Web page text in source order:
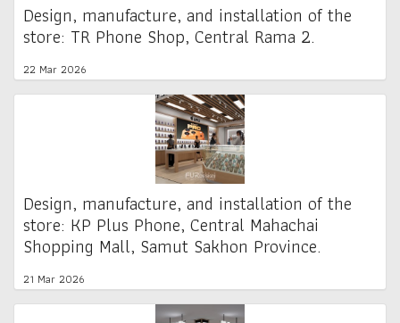
Design, manufacture, and installation of the
store: TR Phone Shop, Central Rama 2.
22 Mar 2026
Design, manufacture, and installation of the
store: KP Plus Phone, Central Mahachai
Shopping Mall, Samut Sakhon Province.
21 Mar 2026